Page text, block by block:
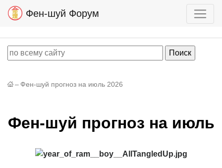
Фен-шуй Форум
– Фен-шуй прогноз на июль 2026
Фен-шуй прогноз на июль